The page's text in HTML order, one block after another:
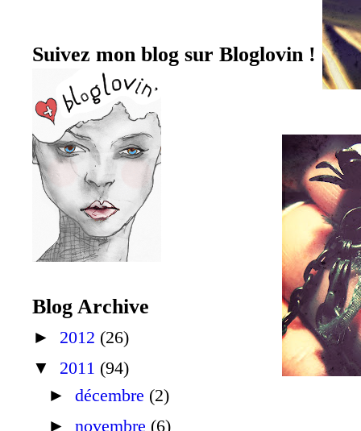
Suivez mon blog sur Bloglovin !
Blog Archive
► 2012 (26)
▼ 2011 (94)
►décembre (2)
►novembre (6)